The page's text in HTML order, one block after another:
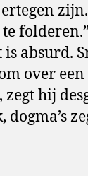
is absurd.
over
zegt hij